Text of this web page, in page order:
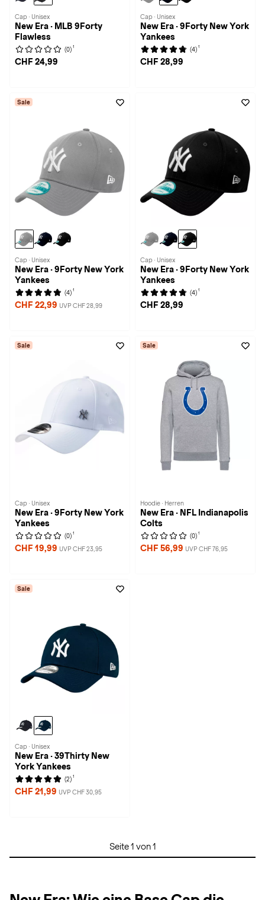
Cap · Unisex
New Era · MLB 9Forty
Flawless
(0) 1
CHF 24,99
Cap · Unisex
New Era · 9Forty New York
Yankees
(4) 1
CHF 28,99
Sale
Cap · Unisex
New Era · 9Forty New York
Yankees
(4) 1
CHF 22,99 UVP CHF 28,99
Cap · Unisex
New Era · 9Forty New York
Yankees
(4) 1
CHF 28,99
Sale
Cap · Unisex
New Era · 9Forty New York
Yankees
(0) 1
CHF 19,99 UVP CHF 23,95
Sale
Hoodie · Herren
New Era · NFL Indianapolis
Colts
(0) 1
CHF 56,99 UVP CHF 76,95
Sale
Cap · Unisex
New Era · 39Thirty New
York Yankees
(2) 1
CHF 21,99 UVP CHF 30,95
Seite 1 von 1